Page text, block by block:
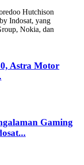
Hutchison
Indosat, yang
Nokia, dan
Astra Motor
Gaming